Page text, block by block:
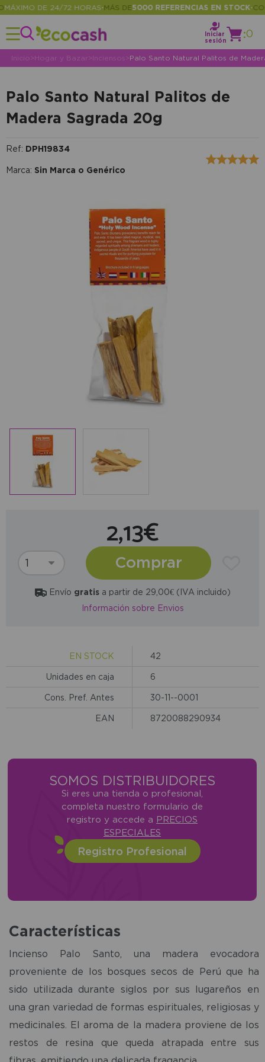
DE 24/72 HORAS •MÁS DE 5000 REFERENCIAS EN STOCK•
Iniciar
sesión
:0
Inicio>Hogar y Bazar>Inciensos >Palo Santo Natural Palitos de
Palo Santo Natural Palitos de
Madera Sagrada 20g
Ref: DPH19834
Marca: Sin Marca o Genérico
2,13€
Comprar
Envío gratisa partir de 29,00€ (IVA incluido)
Información sobre Envios
EN STOCK 42
Unidades en caja 6
Cons. Pref. Antes 30-11--0001
EAN 8720088290934
SOMOS DISTRIBUIDORES
Si eres una tienda o profesional,
completa nuestro formulario de
registro y accede a PRECIOS
ESPECIALES
Registro Profesional
Características
Incienso Palo Santo, una madera evocadora
proveniente de los bosques secos de Perú que ha
sido utilizada durante siglos por sus lugareños en
una gran variedad de formas espirituales, religiosas y
medicinales. El aroma de la madera proviene de los
restos de resina que queda atrapada entre sus